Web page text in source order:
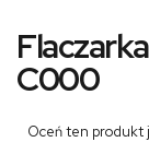
na
początek
galerii
C000
Oceń ten produkt